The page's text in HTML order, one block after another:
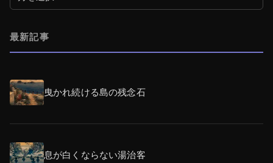
最新記事
曳かれ続ける島の残念石
息が白くならない湯治客